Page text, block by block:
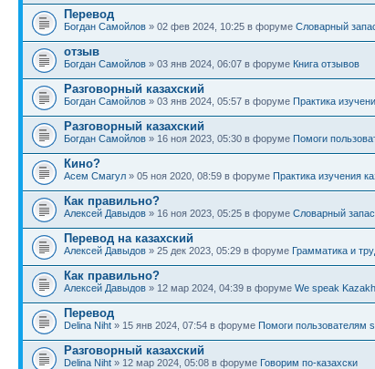
Перевод
Богдан Самойлов » 02 фев 2024, 10:25 в форуме Словарный
отзыв
Богдан Самойлов » 03 янв 2024, 06:07 в форуме Книга отзывов
Разговорный казахский
Богдан Самойлов » 03 янв 2024, 05:57 в форуме Практика
Разговорный казахский
Богдан Самойлов » 16 ноя 2023, 05:30 в форуме Помоги
Кино?
Асем Смагул » 05 ноя 2020, 08:59 в форуме Практика изучения
Как правильно?
Алексей Давыдов » 16 ноя 2023, 05:25 в форуме Словарный запас
Перевод на казахский
Алексей Давыдов » 25 дек 2023, 05:29 в форуме Грамматика и
Как правильно?
Алексей Давыдов » 12 мар 2024, 04:39 в форуме We speak
Перевод
Delina Niht » 15 янв 2024, 07:54 в форуме Помоги пользователям
Разговорный казахский
Delina Niht » 12 мар 2024, 05:08 в форуме Говорим по-казахски